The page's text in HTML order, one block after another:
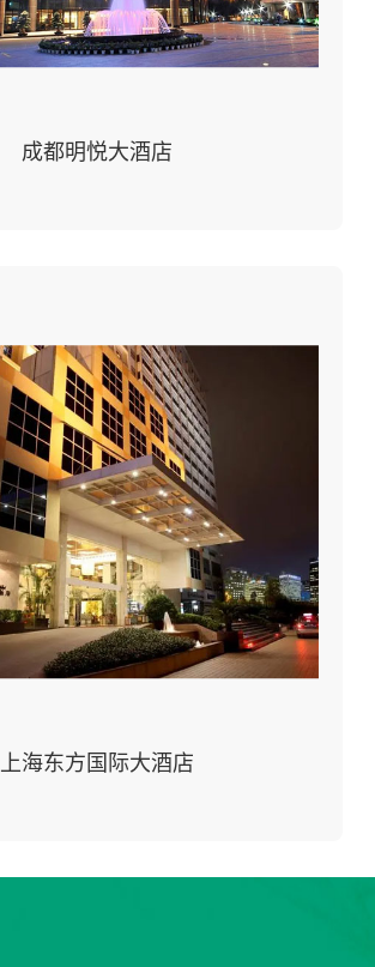
成都明悦大酒店
上海东方国际大酒店